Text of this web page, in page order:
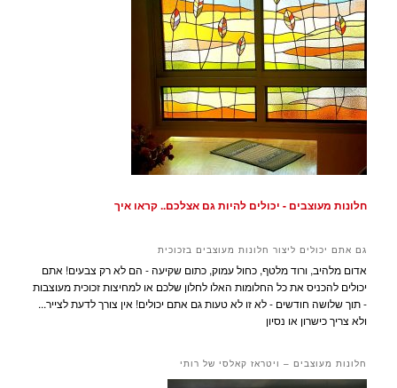
חלונות מעוצבים - יכולים להיות גם אצלכם.. קראו איך
גם אתם יכולים ליצור חלונות מעוצבים בזכוכית
אדום מלהיב, ורוד מלטף, כחול עמוק, כתום שקיעה - הם לא רק צבעים! אתם
יכולים להכניס את כל החלומות האלו לחלון שלכם או למחיצות זכוכית מעוצבות
- תוך שלושה חודשים - לא זו לא טעות גם אתם יכולים! אין צורך לדעת לצייר...
ולא צריך כישרון או נסיון
חלונות מעוצבים – ויטראז קאלסי של רותי